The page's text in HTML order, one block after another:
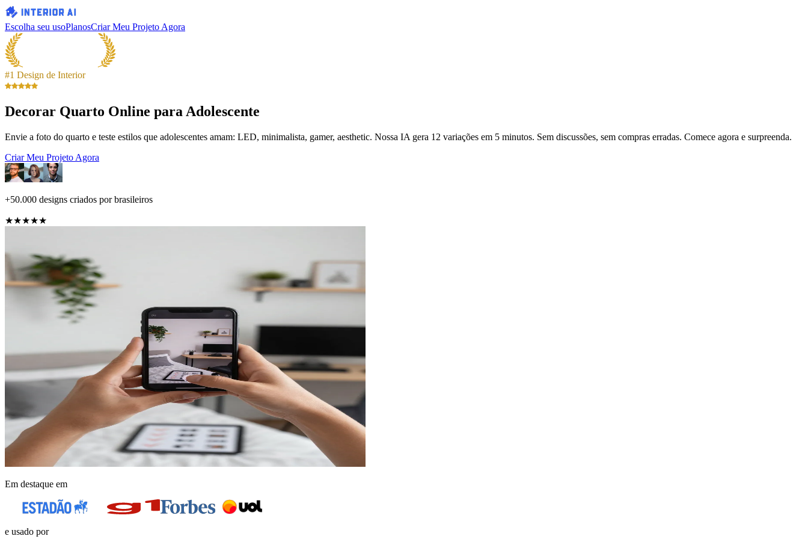
Escolha seu usoPlanosCriar Meu Projeto Agora
#1 Design de Interior
Decorar Quarto Online para Adolescente
Envie a foto do quarto e teste estilos que adolescentes amam: LED, minimalista, gamer, aesthetic. Nossa IA gera 12 variações em 5 minutos. Sem discussões, sem compras erradas. Comece agora e surpreenda.
Criar Meu Projeto Agora
+50.000 designs criados por brasileiros
★★★★★
Em destaque em
e usado por